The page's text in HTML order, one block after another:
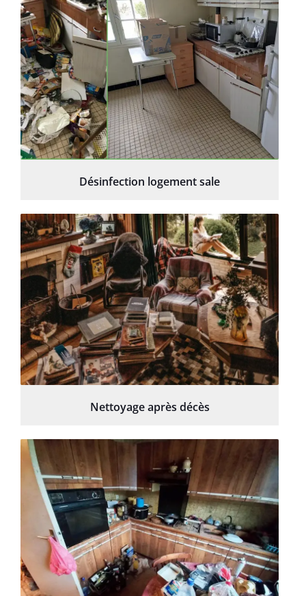
Désinfection logement sale
Nettoyage après décès